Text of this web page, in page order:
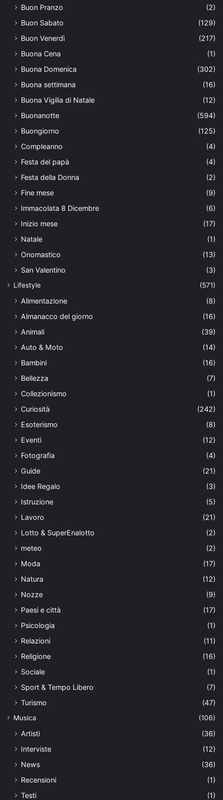
Buon Pranzo
(2)
Buon Sabato
(129)
Buon Venerdì
(217)
Buona Cena
(1)
Buona Domenica
(302)
Buona settimana
(16)
Buona Vigilia di Natale
(12)
Buonanotte
(594)
Buongiorno
(125)
Compleanno
(4)
Festa del papà
(4)
Festa della Donna
(2)
Fine mese
(9)
Immacolata 8 Dicembre
(6)
Inizio mese
(17)
Natale
(1)
Onomastico
(13)
San Valentino
(3)
Lifestyle (571)
Alimentazione
(8)
Almanacco del giorno
(16)
Animali
(39)
Auto & Moto
(14)
Bambini
(16)
Bellezza
(7)
Collezionismo
(1)
Curiosità
(242)
Esoterismo
(8)
Eventi
(12)
Fotografia
(4)
Guide
(21)
Idee Regalo
(3)
Istruzione
(5)
Lavoro
(21)
Lotto & SuperEnalotto
(2)
meteo
(2)
Moda
(17)
Natura
(12)
Nozze
(9)
Paesi e città
(17)
Psicologia
(1)
Relazioni
(11)
Religione
(16)
Sociale
(1)
Sport & Tempo Libero
(7)
Turismo
(47)
Musica (106)
Artisti
(36)
Interviste
(12)
News
(36)
Recensioni
(1)
Testi
(1)